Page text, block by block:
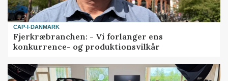
CAP-I-DANMARK
Fjerkræbranchen: - Vi forlanger ens
konkurrence- og produktionsvilkår